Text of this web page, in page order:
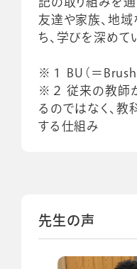
友達や家族、地
ち、学びを深めて
※１ BU（＝Brush
※２ 従来の教師
るのではなく、
する仕組み
先生の声